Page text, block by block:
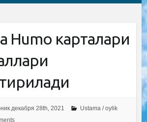
Humo карталари
декабря 28th, 2021
Ustama / oylik